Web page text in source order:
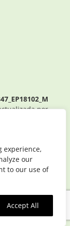
experience,
our
to our use of
Accept All
por